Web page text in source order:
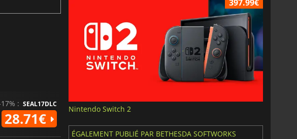
: SEAL17DLC
28.71€
397.99€
Nintendo Switch 2
ÉGALEMENT PUBLIÉ PAR BETHESDA SOFTWORKS